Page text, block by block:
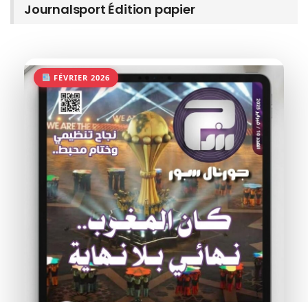
Journalsport Édition papier
FÉVRIER 2026